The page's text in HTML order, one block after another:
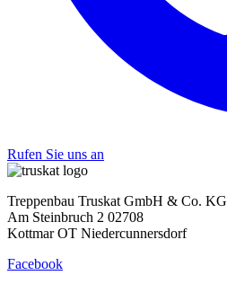
Rufen Sie uns an
Treppenbau Truskat GmbH & Co. KG
Am Steinbruch 2 02708
Kottmar OT Niedercunnersdorf
Facebook